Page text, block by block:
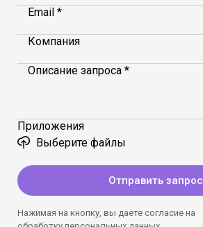
Email *
Компания
Описание запроса *
Приложения
Выберите файлы
Отправить запрос
Нажимая на кнопку, вы даете согласие на